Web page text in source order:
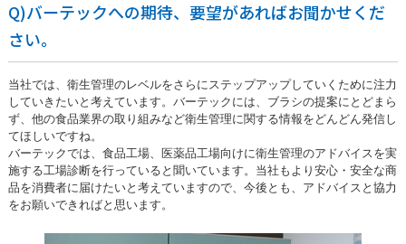
Q)バーテックへの期待、要望があればお聞かせくだ
さい。
当社では、衛生管理のレベルをさらにステップアップしていくために注力
していきたいと考えています。バーテックには、ブラシの提案にとどまら
ず、他の食品業界の取り組みなど衛生管理に関する情報をどんどん発信し
てほしいですね。
バーテックでは、食品工場、医薬品工場向けに衛生管理のアドバイスを実
施する工場診断を行っていると聞いています。当社もより安心・安全な商
品を消費者に届けたいと考えていますので、今後とも、アドバイスと協力
をお願いできればと思います。